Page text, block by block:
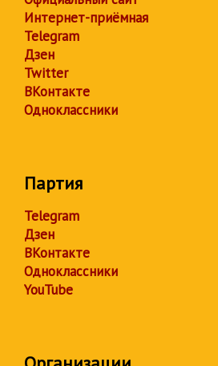
Интернет-приёмная
Telegram
Дзен
Twitter
ВКонтакте
Одноклассники
Партия
Telegram
Дзен
ВКонтакте
Одноклассники
YouTube